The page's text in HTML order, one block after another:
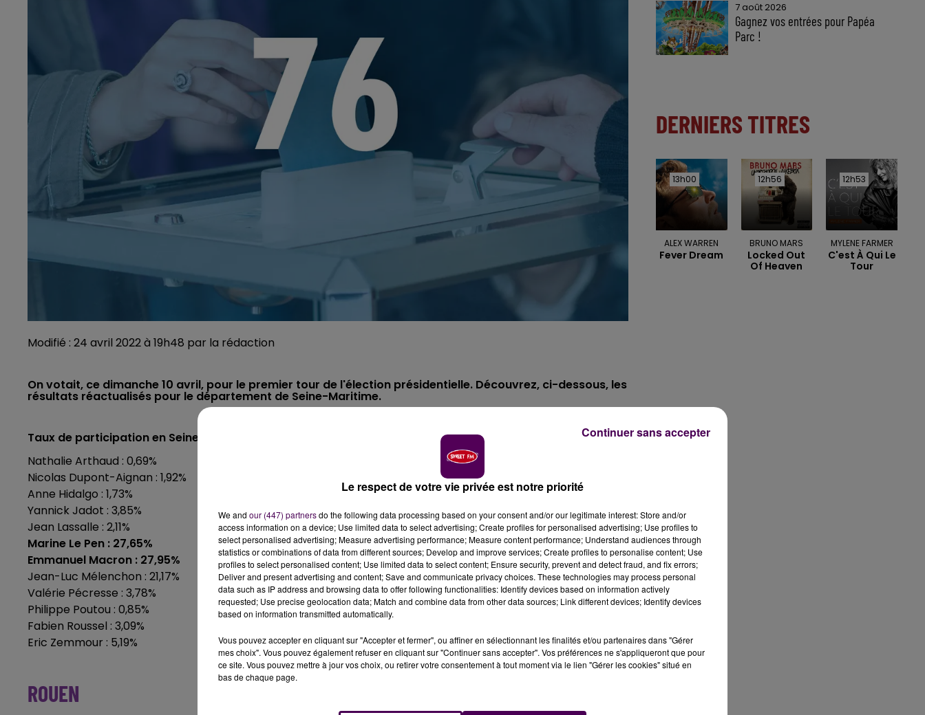
Modifié : 24 avril 2022 à 19h48 par la rédaction
On votait, ce dimanche 10 avril, pour le premier tour de l'élection présidentielle. Découvrez, ci-dessous, les
résultats réactualisés pour le département de Seine-Maritime.
Taux de participation en Seine-Maritime : 74,73%
Nathalie Arthaud : 0,69%
Nicolas Dupont-Aignan : 1,92%
Anne Hidalgo : 1,73%
Yannick Jadot : 3,85%
Jean Lassalle : 2,11%
Marine Le Pen : 27,65%
Emmanuel Macron : 27,95%
Jean-Luc Mélenchon : 21,17%
Valérie Pécresse : 3,78%
Philippe Poutou : 0,85%
Fabien Roussel : 3,09%
Eric Zemmour : 5,19%
ROUEN
7 août 2026
Gagnez vos entrées pour Papéa
Parc !
DERNIERS TITRES
13h00
13h00
ALEX WARREN
Fever Dream
12h56
12h56
BRUNO MARS
Locked Out
Of Heaven
12h53
12h53
MYLENE FARMER
C'est À Qui Le
Tour
Le respect de votre vie privée est notre priorité
We and our (447) partnersdo the following data processing based on your consent and/or our legitimate interest: Store and/or
access information on a device; Use limited data to select advertising; Create profiles for personalised advertising; Use profiles to
select personalised advertising; Measure advertising performance; Measure content performance; Understand audiences through
statistics or combinations of data from different sources; Develop and improve services; Create profiles to personalise content; Use
profiles to select personalised content; Use limited data to select content; Ensure security, prevent and detect fraud, and fix errors;
Deliver and present advertising and content; Save and communicate privacy choices. These technologies may process personal
data such as IP address and browsing data to offer following functionalities: Identify devices based on information actively
requested; Use precise geolocation data; Match and combine data from other data sources; Link different devices; Identify devices
based on information transmitted automatically.
Vous pouvez accepter en cliquant sur "Accepter et fermer", ou affiner en sélectionnant les finalités et/ou partenaires dans "Gérer
mes choix". Vous pouvez également refuser en cliquant sur "Continuer sans accepter". Vos préférences ne s'appliqueront que pour
ce site. Vous pouvez mettre à jour vos choix, ou retirer votre consentement à tout moment via le lien "Gérer les cookies" situé en
bas de chaque page.
Continuer sans accepter